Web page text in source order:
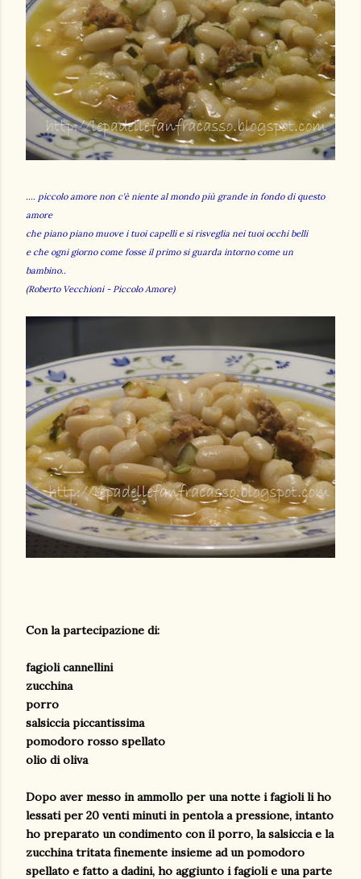
.... piccolo amore non c'è niente al mondo più grande in fondo di questo
amore
che piano piano muove i tuoi capelli e si risveglia nei tuoi occhi belli
e che ogni giorno come fosse il primo si guarda intorno come un
bambino..
(Roberto Vecchioni - Piccolo Amore)
Con la partecipazione di:
fagioli cannellini
zucchina
porro
salsiccia piccantissima
pomodoro rosso spellato
olio di oliva
Dopo aver messo in ammollo per una notte i fagioli li ho
lessati per 20 venti minuti in pentola a pressione, intanto
ho preparato un condimento con il porro, la salsiccia e la
zucchina tritata finemente insieme ad un pomodoro
spellato e fatto a dadini, ho aggiunto i fagioli e una parte